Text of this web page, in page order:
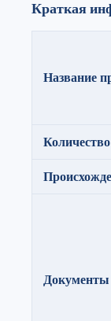
Краткая
Название
Документы